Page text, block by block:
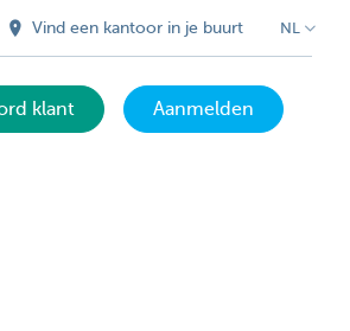
Vind een kantoor in je buurt NL
klant Aanmelden